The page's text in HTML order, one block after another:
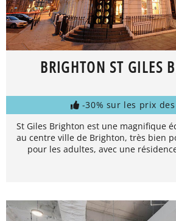
BRIGHTON ST GILES
-30% sur les prix
St Giles Brighton est une magnifique
au centre ville de Brighton, très bien
pour les adultes, avec une